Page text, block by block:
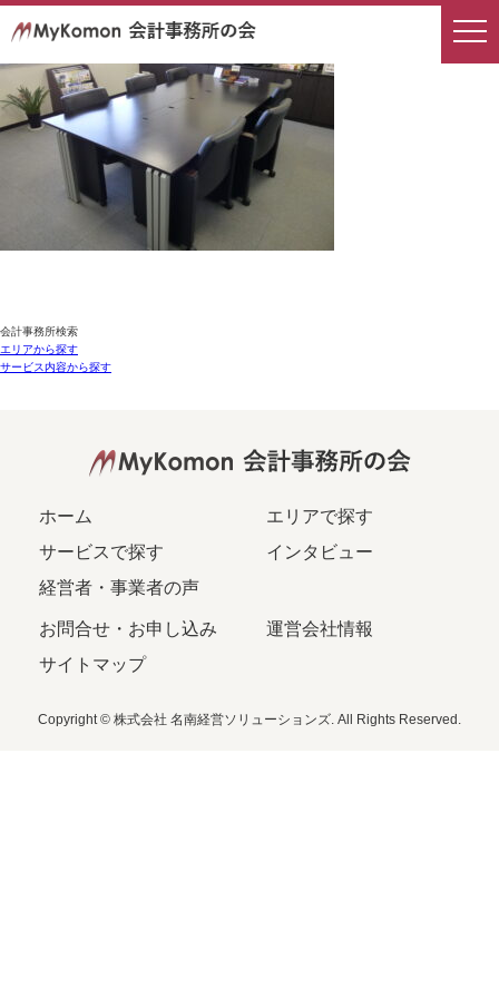
会計事務所検索
エリアから探す
サービス内容から探す
ホーム
エリアで探す
サービスで探す
インタビュー
経営者・事業者の声
お問合せ・お申し込み
運営会社情報
サイトマップ
Copyright © 株式会社 名南経営ソリューションズ. All Rights Reserved.